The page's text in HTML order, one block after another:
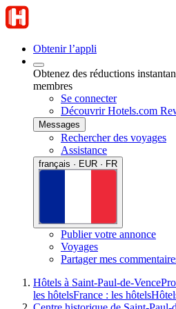
Obtenir l’appli
Obtenez des réductions
membres
Se connecter
Découvrir Hotels.com
Messages
Rechercher des voyages
Assistance
français · EUR · FR
Publier votre annonce
Voyages
Partager mes
Hôtels à Saint-Paul-de-Vence
les hôtelsFrance : les hôtels